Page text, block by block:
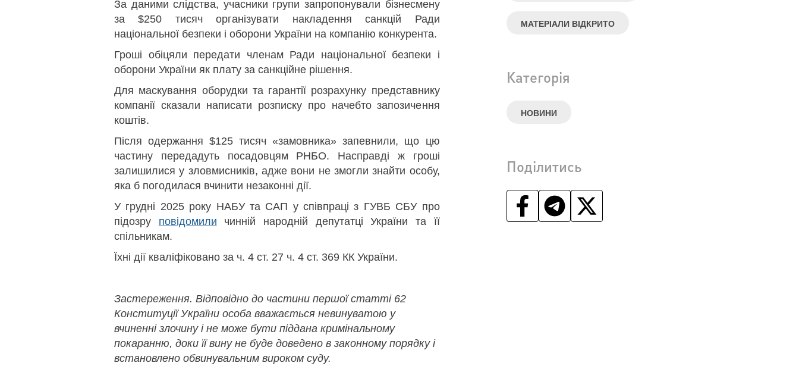
МАТЕРІАЛИ ВІДКРИТО
Категорія
НОВИНИ
Поділитись
За даними слідства, учасники групи запропонували бізнесмену
за $250 тисяч організувати накладення санкцій Ради
національної безпеки і оборони України на компанію конкурента.
Гроші обіцяли передати членам Ради національної безпеки і
оборони України як плату за санкційне рішення.
Для маскування оборудки та гарантії розрахунку представнику
компанії сказали написати розписку про начебто запозичення
коштів.
Після одержання $125 тисяч «замовника» запевнили, що цю
частину передадуть посадовцям РНБО. Насправді ж гроші
залишилися у зловмисників, адже вони не змогли знайти особу,
яка б погодилася вчинити незаконні дії.
У грудні 2025 року НАБУ та САП у співпраці з ГУВБ СБУ про
підозру повідомили чинній народній депутатці України та її
спільникам.
Їхні дії кваліфіковано за ч. 4 ст. 27 ч. 4 ст. 369 КК України.
Застереження. Відповідно до частини першої статті 62
Конституції України особа вважається невинуватою у
вчиненні злочину і не може бути піддана кримінальному
покаранню, доки її вину не буде доведено в законному порядку і
встановлено обвинувальним вироком суду.